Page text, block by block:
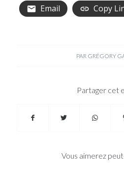
Email
Copy
PAR GRÉGORY
Partager cet
Vous aimerez